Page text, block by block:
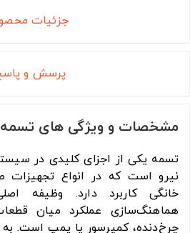
جزئیات
پرسش و
مشخصات و ویژگی های تسمه SPB5600
تسمه یکی از اجزای کلیدی در
نیرو است که در انواع تجهیزات
خانگی کاربرد دارد. وظیفه
هماهنگ‌سازی عملکرد میان
چرخ‌دنده، کمپرسور یا پمپ است.